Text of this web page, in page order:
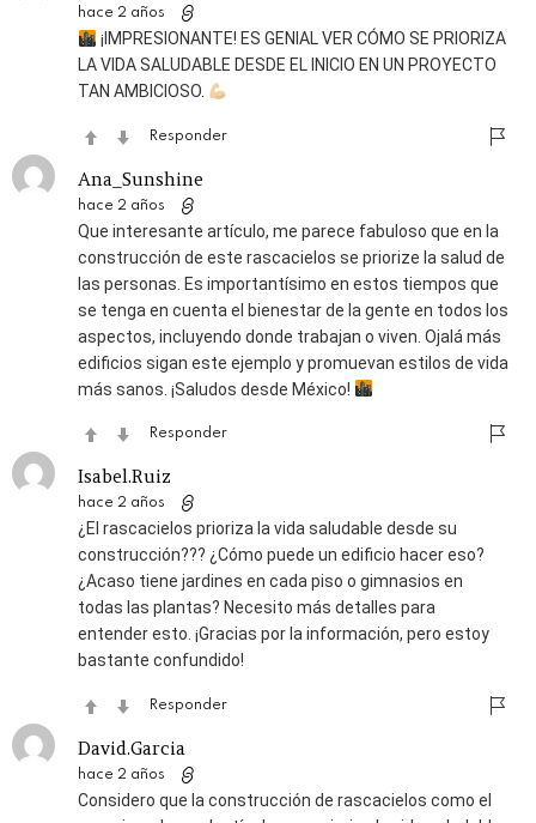
hace 2 años
¡IMPRESIONANTE! ES GENIAL VER CÓMO SE PRIORIZA
LA VIDA SALUDABLE DESDE EL INICIO EN UN PROYECTO
TAN AMBICIOSO.
Responder
Ana_Sunshine
hace 2 años
Que interesante artículo, me parece fabuloso que en la
construcción de este rascacielos se priorize la salud de
las personas. Es importantísimo en estos tiempos que
se tenga en cuenta el bienestar de la gente en todos los
aspectos, incluyendo donde trabajan o viven. Ojalá más
edificios sigan este ejemplo y promuevan estilos de vida
más sanos. ¡Saludos desde México!
Responder
Isabel.Ruiz
hace 2 años
¿El rascacielos prioriza la vida saludable desde su
construcción??? ¿Cómo puede un edificio hacer eso?
¿Acaso tiene jardines en cada piso o gimnasios en
todas las plantas? Necesito más detalles para
entender esto. ¡Gracias por la información, pero estoy
bastante confundido!
Responder
David.Garcia
hace 2 años
Considero que la construcción de rascacielos como el